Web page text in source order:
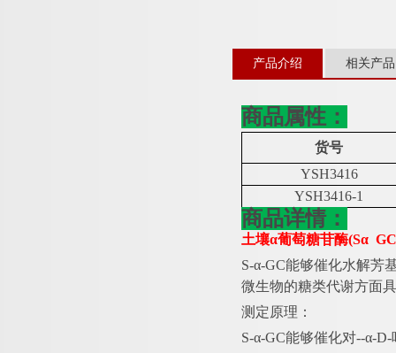
产品介绍 相关产品
商品属性：
货号
YSH3416
YSH3416-1
商品详情：
土壤α葡萄糖苷酶(Sα
S-α-GC能够催化水解芳
微生物的糖类代谢方面
测定原理：
S-α-GC能够催化对--α-